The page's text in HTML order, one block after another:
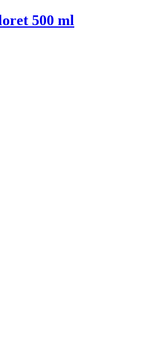
500 ml